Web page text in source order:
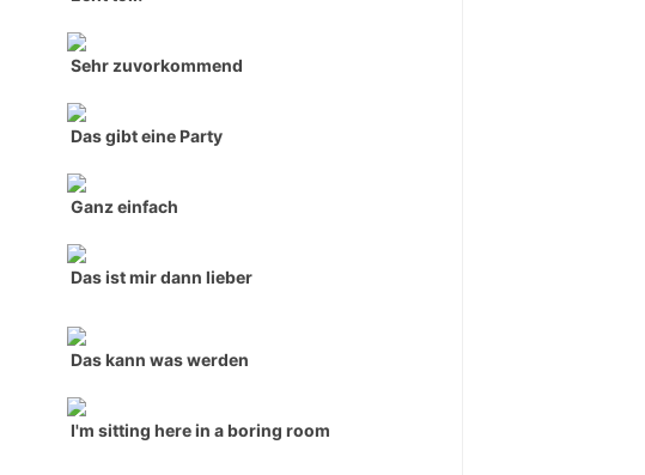
Sehr zuvorkommend
Das gibt eine Party
Ganz einfach
Das ist mir dann lieber
Das kann was werden
I'm sitting here in a boring room